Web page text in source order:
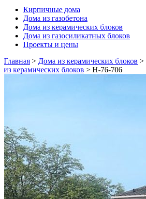
Кирпичные дома
Дома из газобетона
Дома из керамических блоков
Дома из газосиликатных блоков
Проекты и цены
Главная > Дома из керамических блоков >
из керамических блоков > Н-76-706